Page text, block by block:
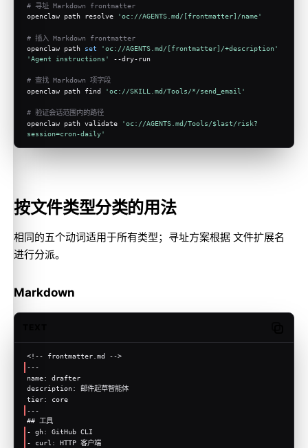
# 寻址 Markdown frontmatter
openclaw path resolve
'oc://AGENTS.md/[frontmatter]/name'
# 插入 Markdown frontmatter
openclaw path set
'oc://AGENTS.md/[frontmatter]/+description'
'Agent instructions'
--dry-run
# 查找 Markdown 项字段
openclaw path find
'oc://SKILL.md/Tools/*/send_email'
# 验证会话范围内的路径
openclaw path validate
'oc://AGENTS.md/Tools/$last/risk?
session=cron-daily'
按文件类型分类的用法
相同的五个动词适用于所有类型；寻址方案根据 文件扩展名
进行分派。
Markdown
<!-- frontmatter.md -->
---
name: drafter
description: 邮件起草智能体
tier: core
---
## 工具
- gh: GitHub CLI
- curl: HTTP 客户端